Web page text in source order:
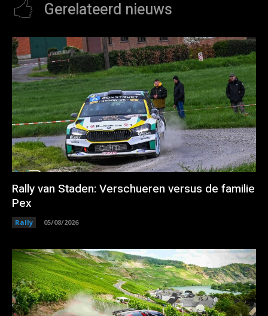
Gerelateerd nieuws
Rally van Staden: Verschueren versus de familie
Pex
Rally 05/08/2026